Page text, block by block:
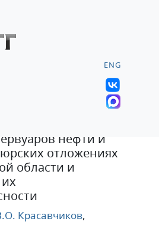
ENG
нефти и
отложениях
области и
Красавчиков,